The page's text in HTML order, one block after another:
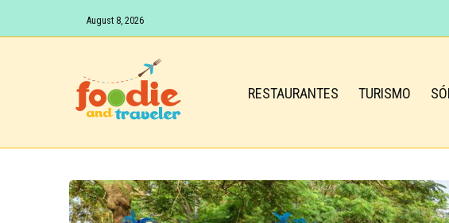
August 8, 2026
RESTAURANTES TURISMO